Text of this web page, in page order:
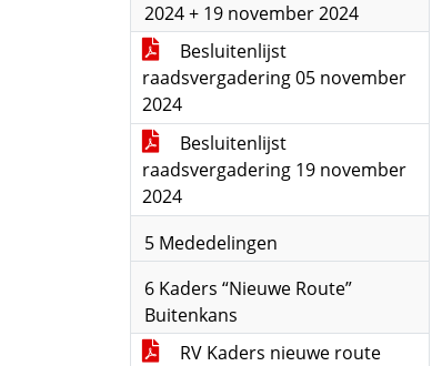
2024 + 19 november 2024
Besluitenlijst
raadsvergadering 05 november
2024
Besluitenlijst
raadsvergadering 19 november
2024
5 Mededelingen
6 Kaders “Nieuwe Route”
Buitenkans
RV Kaders nieuwe route